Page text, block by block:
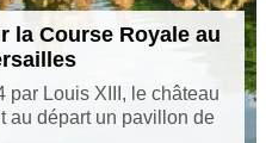
la Course Royale au
par Louis XIII, le château
au départ un pavillon de